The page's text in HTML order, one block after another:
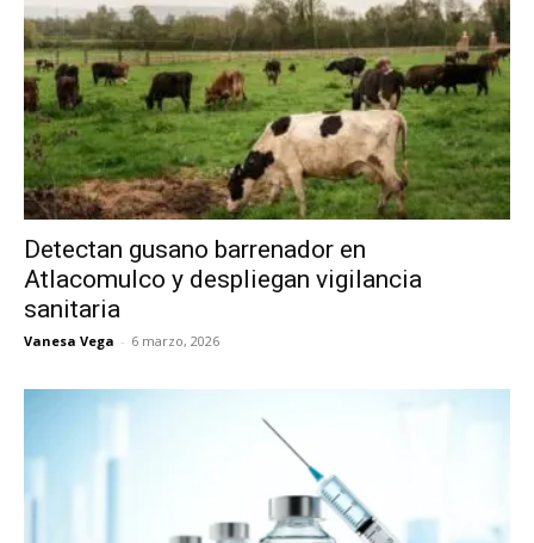
Detectan gusano barrenador en
Atlacomulco y despliegan vigilancia
sanitaria
Vanesa Vega - 6 marzo, 2026